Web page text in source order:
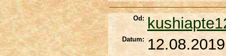
Od:
Datum: 12.08.2019